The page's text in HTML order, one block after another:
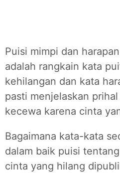
Puisi mimpi dan
adalah rangkain kata
kehilangan dan kata
pasti menjelaskan
kecewa karena cinta
Bagaimana kata-kata
dalam baik puisi
cinta yang hilang